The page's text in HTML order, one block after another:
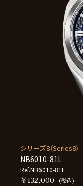
シリーズ8（Series8）
NB6010-81L
Ref.NB6010-81L
￥132,000 (税込)